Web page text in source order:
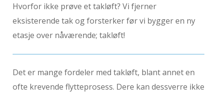
Hvorfor ikke prøve et takløft? Vi fjerner
eksisterende tak og forsterker før vi bygger en ny
etasje over nåværende; takløft!
Det er mange fordeler med takløft, blant annet en
ofte krevende flytteprosess. Dere kan dessverre ikke